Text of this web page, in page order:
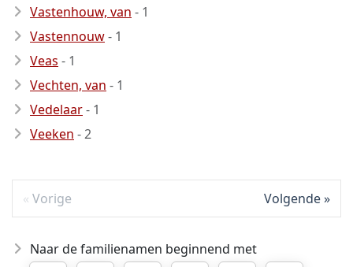
Vastenhouw, van - 1
Vastennouw- 1
Veas - 1
Vechten, van - 1
Vedelaar- 1
Veeken - 2
Vorige Volgende
Naar de familienamen beginnend met